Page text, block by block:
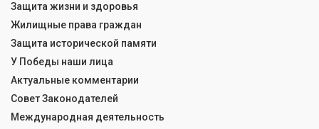
Защита жизни и здоровья
Жилищные права граждан
Защита исторической памяти
У Победы наши лица
Актуальные комментарии
Совет Законодателей
Международная деятельность